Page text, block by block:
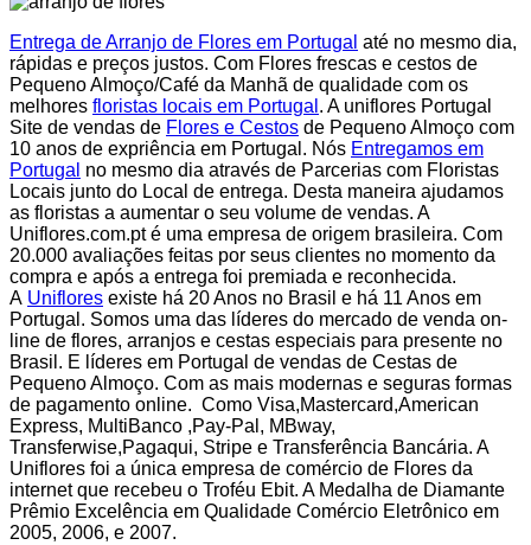
Entrega de Arranjo de Flores em Portugal até no mesmo dia,
rápidas e preços justos. Com Flores frescas e cestos de
Pequeno Almoço/Café da Manhã de qualidade com os
melhores floristas locais em Portugal . A uniflores Portugal
Site de vendas de Flores e Cestos de Pequeno Almoço com
10 anos de expriência em Portugal. Nós Entregamos em
Portugal no mesmo dia através de Parcerias com Floristas
Locais junto do Local de entrega. Desta maneira ajudamos
as floristas a aumentar o seu volume de vendas. A
Uniflores.com.pt é uma empresa de origem brasileira. Com
20.000 avaliações feitas por seus clientes no momento da
compra e após a entrega foi premiada e reconhecida.
A Uniflores existe há 20 Anos no Brasil e há 11 Anos em
Portugal. Somos uma das líderes do mercado de venda on-
line de flores, arranjos e cestas especiais para presente no
Brasil. E líderes em Portugal de vendas de Cestas de
Pequeno Almoço. Com as mais modernas e seguras formas
de pagamento online. Como Visa,Mastercard,American
Express, MultiBanco ,Pay-Pal, MBway,
Transferwise,Pagaqui, Stripe e Transferência Bancária. A
Uniflores foi a única empresa de comércio de Flores da
internet que recebeu o Troféu Ebit. A Medalha de Diamante
Prêmio Excelência em Qualidade Comércio Eletrônico em
2005, 2006, e 2007.